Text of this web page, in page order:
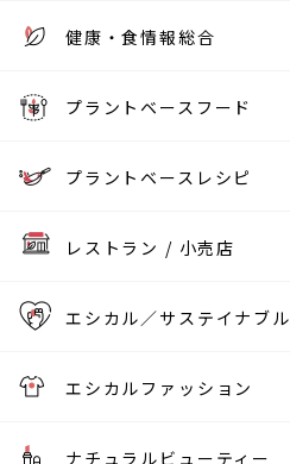
健康・食情報総合
プラントベースフード
プラントベースレシピ
レストラン / 小売店
エシカル／サステイナブル
エシカルファッション
ナチュラルビューティー